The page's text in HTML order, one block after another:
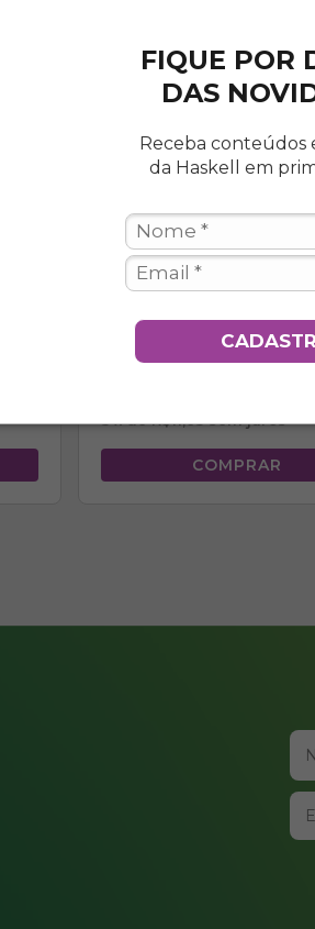
FIQUE POR
DAS
Receba conteúdos
da Haskell em
TONALIZANTE 630 -
ESCURO DOURADO
3 x deR$11,63 sem juros